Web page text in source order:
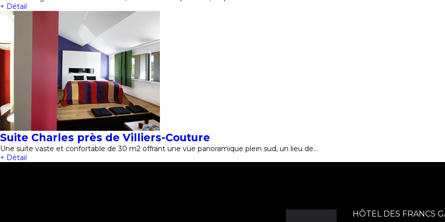
+ Détail
Suite Charles près de Villiers-Couture
Une suite vaste et confortable de 30 m2 offrant une vue panoramique plein sud, un lieu de…
+ Détail
HÔTEL DES FRANCS